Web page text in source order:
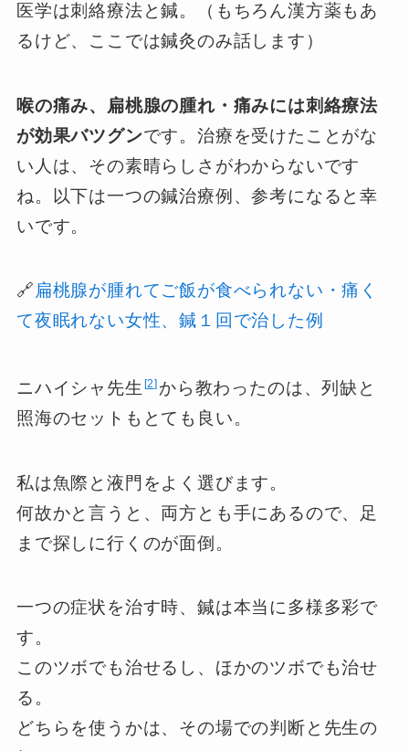
医学は刺絡療法と鍼。（もちろん漢方薬もあ
るけど、ここでは鍼灸のみ話します）
喉の痛み、扁桃腺の腫れ・痛みには刺絡療法
が効果バツグンです。治療を受けたことがな
い人は、その素晴らしさがわからないです
ね。以下は一つの鍼治療例、参考になると幸
いです。
🔗扁桃腺が腫れてご飯が食べられない・痛く
て夜眠れない女性、鍼１回で治した例
ニハイシャ先生 2 から教わったのは、列缺と
照海のセットもとても良い。
私は魚際と液門をよく選びます。
何故かと言うと、両方とも手にあるので、足
まで探しに行くのが面倒。
一つの症状を治す時、鍼は本当に多様多彩で
す。
このツボでも治せるし、ほかのツボでも治せ
る。
どちらを使うかは、その場での判断と先生の